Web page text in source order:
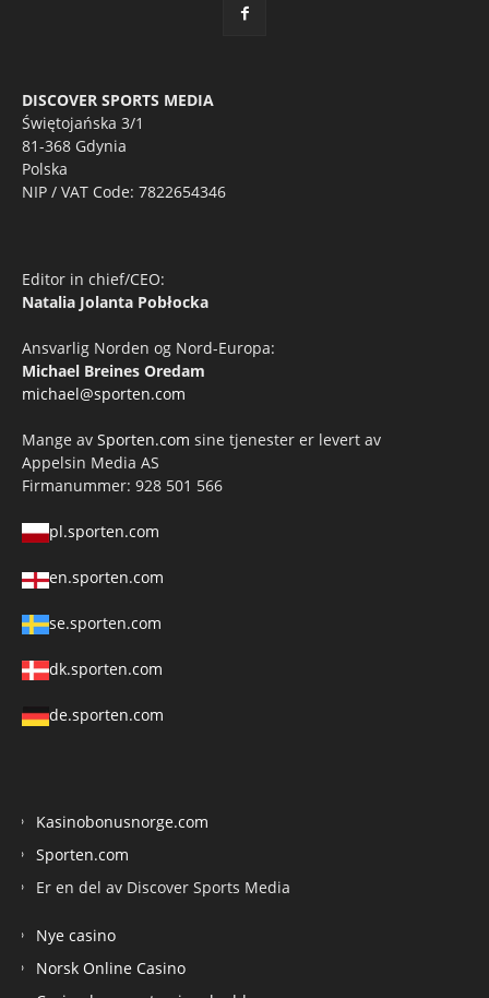
DISCOVER SPORTS MEDIA
Świętojańska 3/1
81-368 Gdynia
Polska
NIP / VAT Code: 7822654346
Editor in chief/CEO:
Natalia Jolanta Pobłocka
Ansvarlig Norden og Nord-Europa:
Michael Breines Oredam
michael@sporten.com
Mange av Sporten.com sine tjenester er levert av
Appelsin Media AS
Firmanummer: 928 501 566
pl.sporten.com
en.sporten.com
se.sporten.com
dk.sporten.com
de.sporten.com
Kasinobonusnorge.com
Sporten.com
Er en del av Discover Sports Media
Nye casino
Norsk Online Casino